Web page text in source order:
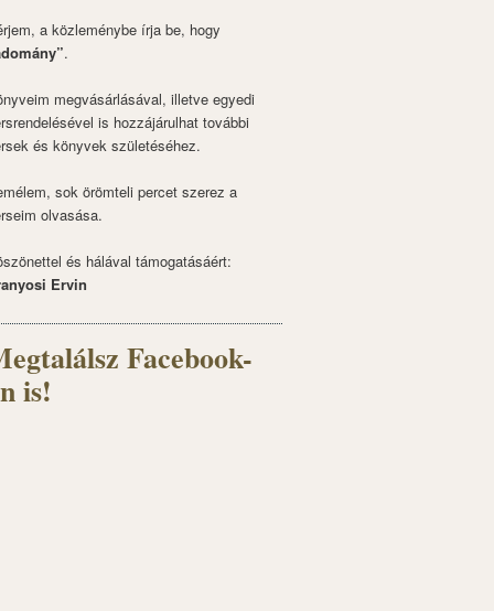
a közleménybe írja be, hogy
.
megvásárlásával, illetve egyedi
is hozzájárulhat további
és könyvek születéséhez.
sok örömteli percet szerez a
olvasása.
és hálával támogatásáért:
Ervin
Facebook-
is!